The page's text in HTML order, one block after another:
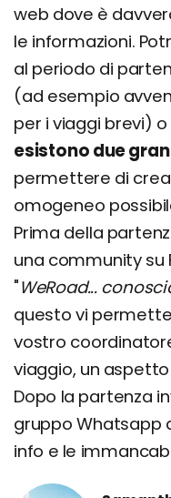
web dove è
le informazioni.
al periodo di
(ad esempio
per i viaggi brevi)
esistono due
permettere di
omogeneo
Prima della
una community
"WeRoad...
questo vi
vostro
viaggio, un
Dopo la partenza
gruppo Whatsapp
info e le